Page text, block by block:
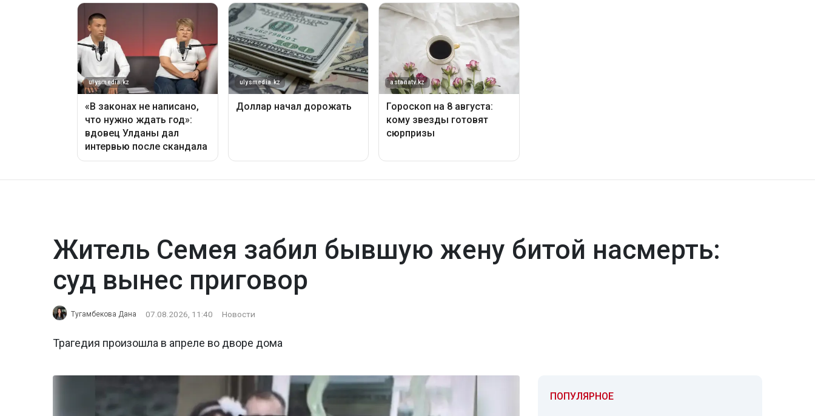
Житель Семея забил бывшую жену битой насмерть:
суд вынес приговор
Тугамбекова Дана 07.08.2026, 11:40 Новости
Трагедия произошла в апреле во дворе дома
ПОПУЛЯРНОЕ